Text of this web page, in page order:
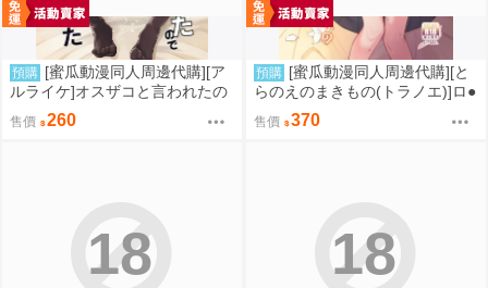
預購 [蜜瓜動漫同人周邊代購][ア
ルライケ]オスザコと言われたの
で俺の本気でわからせてみた(同
人誌)
售價 260
預購 [蜜瓜動漫同人周邊代購][と
らのえのまきもの(トラノエ)]ロ●
巨乳お嬢様藤宮あいりの華麗な
るおねだり(同人誌)
售價 370
18 18